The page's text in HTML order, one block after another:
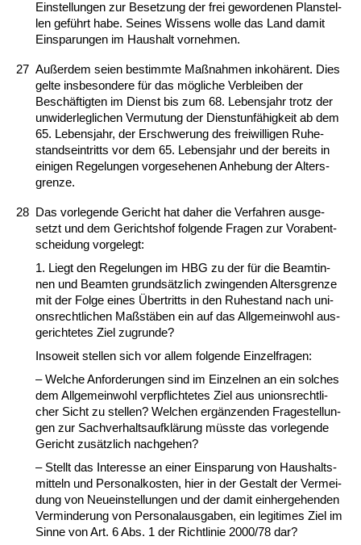
Ein­stel­lun­gen zur Be­set­zung der frei ge­wor­de­nen Plan­stel­
len geführt ha­be. Sei­nes Wis­sens wol­le das Land da­mit
Ein­spa­run­gen im Haus­halt vor­neh­men.
27 Außer­dem sei­en be­stimm­te Maßnah­men in­kohärent. Dies
gel­te ins­be­son­de­re für das mögli­che Ver­blei­ben der
Beschäftig­ten im Dienst bis zum 68. Le­bens­jahr trotz der
un­wi­der­leg­li­chen Ver­mu­tung der Dienst­unfähig­keit ab dem
65. Le­bens­jahr, der Er­schwe­rung des frei­wil­li­gen Ru­he­
stand­s­ein­tritts vor dem 65. Le­bens­jahr und der be­reits in
ei­ni­gen Re­ge­lun­gen vor­ge­se­he­nen An­he­bung der Al­ters­
gren­ze.
28 Das vor­le­gen­de Ge­richt hat da­her die Ver­fah­ren aus­ge­
setzt und dem Ge­richts­hof fol­gen­de Fra­gen zur Vor­ab­ent­
schei­dung vor­ge­legt:
1. Liegt den Re­ge­lun­gen im HBG zu der für die Be­am­tin­
nen und Be­am­ten grundsätz­lich zwin­gen­den Al­ters­gren­ze
mit der Fol­ge ei­nes Über­tritts in den Ru­he­stand nach uni­
ons­recht­li­chen Maßstäben ein auf das All­ge­mein­wohl aus­
ge­rich­te­tes Ziel zu­grun­de?
In­so­weit stel­len sich vor al­lem fol­gen­de Ein­zel­fra­gen:
– Wel­che An­for­de­run­gen sind im Ein­zel­nen an ein sol­ches
dem All­ge­mein­wohl ver­pflich­te­tes Ziel aus uni­ons­recht­li­
cher Sicht zu stel­len? Wel­chen ergänzen­den Fra­ge­stel­lun­
gen zur Sach­ver­halts­aufklärung müss­te das vor­le­gen­de
Ge­richt zusätz­lich nach­ge­hen?
– Stellt das In­ter­es­se an ei­ner Ein­spa­rung von Haus­halts­
mit­teln und Per­so­nal­kos­ten, hier in der Ge­stalt der Ver­mei­
dung von Neu­ein­stel­lun­gen und der da­mit ein­her­ge­hen­den
Ver­min­de­rung von Per­so­nal­aus­ga­ben, ein le­gi­ti­mes Ziel im
Sin­ne von Art. 6 Abs. 1 der Richt­li­nie 2000/78 dar?